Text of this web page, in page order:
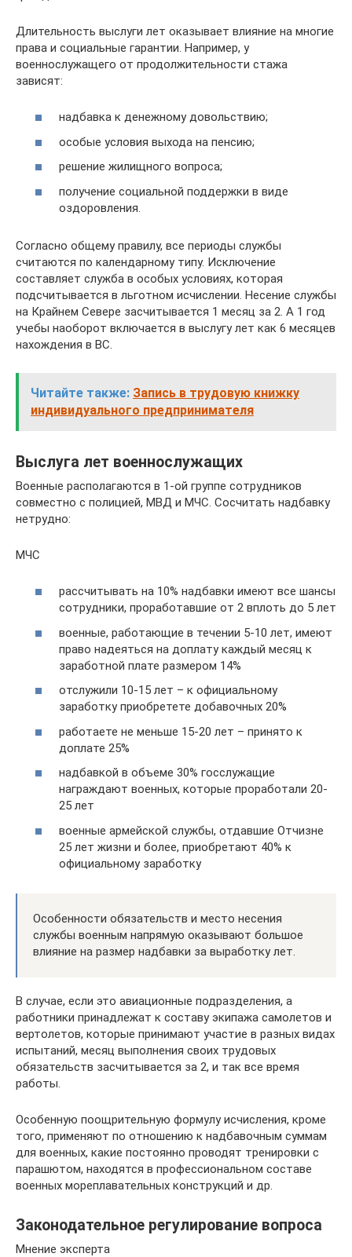
Длительность выслуги лет оказывает влияние на многие
права и социальные гарантии. Например, у
военнослужащего от продолжительности стажа
зависят:
надбавка к денежному довольствию;
особые условия выхода на пенсию;
решение жилищного вопроса;
получение социальной поддержки в виде
оздоровления.
Согласно общему правилу, все периоды службы
считаются по календарному типу. Исключение
составляет служба в особых условиях, которая
подсчитывается в льготном исчислении. Несение службы
на Крайнем Севере засчитывается 1 месяц за 2. А 1 год
учебы наоборот включается в выслугу лет как 6 месяцев
нахождения в ВС.
Читайте также: Запись в трудовую книжку
индивидуального предпринимателя
Выслуга лет военнослужащих
Военные располагаются в 1-ой группе сотрудников
совместно с полицией, МВД и МЧС. Сосчитать надбавку
нетрудно:
МЧС
рассчитывать на 10% надбавки имеют все шансы
сотрудники, проработавшие от 2 вплоть до 5 лет
военные, работающие в течении 5-10 лет, имеют
право надеяться на доплату каждый месяц к
заработной плате размером 14%
отслужили 10-15 лет – к официальному
заработку приобретете добавочных 20%
работаете не меньше 15-20 лет – принято к
доплате 25%
надбавкой в объеме 30% госслужащие
награждают военных, которые проработали 20-
25 лет
военные армейской службы, отдавшие Отчизне
25 лет жизни и более, приобретают 40% к
официальному заработку
Особенности обязательств и место несения
службы военным напрямую оказывают большое
влияние на размер надбавки за выработку лет.
В случае, если это авиационные подразделения, а
работники принадлежат к составу экипажа самолетов и
вертолетов, которые принимают участие в разных видах
испытаний, месяц выполнения своих трудовых
обязательств засчитывается за 2, и так все время
работы.
Особенную поощрительную формулу исчисления, кроме
того, применяют по отношению к надбавочным суммам
для военных, какие постоянно проводят тренировки с
парашютом, находятся в профессиональном составе
военных мореплавательных конструкций и др.
Законодательное регулирование вопроса
Мнение эксперта